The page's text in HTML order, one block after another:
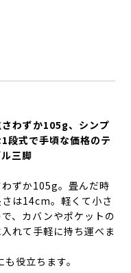
わずか105g、シンプ
段式で手頃な価格のテ
三脚
ずか105g。畳んだ時
さは14cm。軽くて小さ
、カバンやポケットの
れて手軽に持ち運べま
役立ちます。